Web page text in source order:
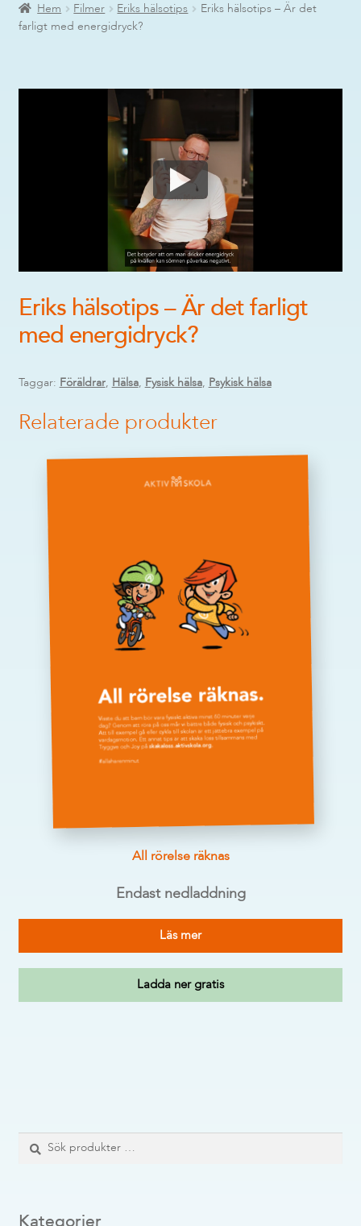
Hem Filmer Eriks hälsotips
Eriks hälsotips – Är det
farligt med energidryck?
Eriks hälsotips – Är det farligt
med energidryck?
Taggar: Föräldrar, Hälsa, Fysisk hälsa, Psykisk hälsa
Relaterade produkter
All rörelse räknas
Endast nedladdning
Läs mer
Ladda ner gratis
efter: